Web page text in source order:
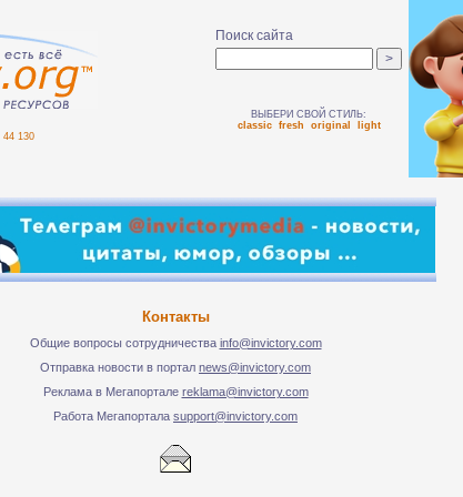
44 130
Поиск сайта
ВЫБЕРИ СВОЙ СТИЛЬ:
classic
fresh original light
Контакты
Общие вопросы сотрудничества info@invictory.com
Отправка новости в портал news@invictory.com
Реклама в Мегапортале reklama@invictory.com
Работа Мегапортала support@invictory.com